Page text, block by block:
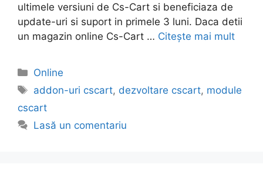
ultimele versiuni de Cs-Cart si beneficiaza de
update-uri si suport in primele 3 luni. Daca detii
un magazin online Cs-Cart … Citește mai mult
Categorii
Online
Etichete
addon-uri cscart, dezvoltare cscart, module
cscart
Lasă un comentariu